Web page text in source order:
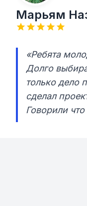
Марьям
«Ребята
Долго
только дело
сделал
Говорили
итоге во